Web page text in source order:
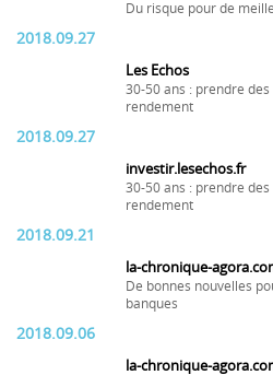
Du risque pour de
2018.09.27
Les Echos
30-50 ans : prendre
rendement
2018.09.27
investir.lesechos.fr
30-50 ans : prendre
rendement
2018.09.21
la-chronique-
De bonnes nouvelles
banques
2018.09.06
la-chronique-